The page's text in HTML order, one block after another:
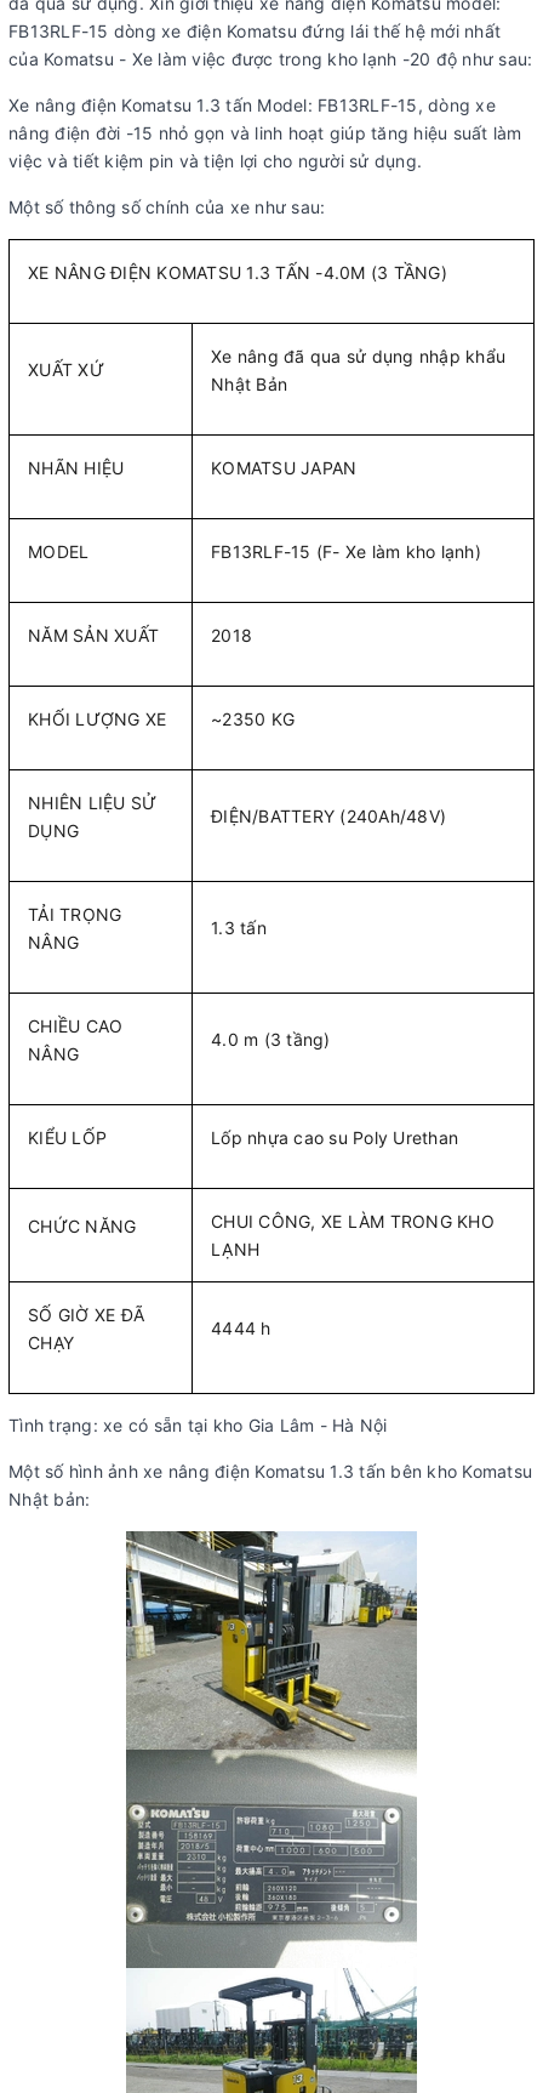
FB13RLF-15 dòng xe điện Komatsu đứng lái thế hệ mới nhất
của Komatsu - Xe làm việc được trong kho lạnh -20 độ như sau:
Xe nâng điện Komatsu 1.3 tấn Model: FB13RLF-15, dòng xe
nâng điện đời -15 nhỏ gọn và linh hoạt giúp tăng hiệu suất làm
việc và tiết kiệm pin và tiện lợi cho người sử dụng.
Một số thông số chính của xe như sau:
XE NÂNG ĐIỆN KOMATSU 1.3 TẤN -4.0M (3 TẦNG)
XUẤT XỨ
Xe nâng đã qua sử dụng nhập khẩu
Nhật Bản
NHÃN HIỆU KOMATSU JAPAN
MODEL FB13RLF-15 (F- Xe làm kho lạnh)
NĂM SẢN XUẤT 2018
KHỐI LƯỢNG XE ~2350 KG
NHIÊN LIỆU SỬ
DỤNG
ĐIỆN/BATTERY (240Ah/48V)
TẢI TRỌNG
NÂNG
1.3 tấn
CHIỀU CAO
NÂNG
4.0 m (3 tầng)
KIỂU LỐP Lốp nhựa cao su Poly Urethan
CHỨC NĂNG
CHUI CÔNG, XE LÀM TRONG KHO
LẠNH
SỐ GIỜ XE ĐÃ
CHẠY
4444 h
Tình trạng: xe có sẵn tại kho Gia Lâm - Hà Nội
Một số hình ảnh xe nâng điện Komatsu 1.3 tấn bên kho Komatsu
Nhật bản: